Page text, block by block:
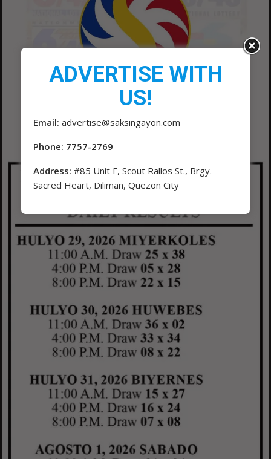
ADVERTISE WITH
US!
Email: advertise@saksingayon.com
Phone: 7757-2769
Address: #85 Unit F, Scout Rallos St., Brgy.
Sacred Heart, Diliman, Quezon City